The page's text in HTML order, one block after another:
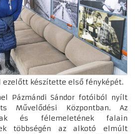
ezelőtt készítette első fényképét.
Pázmándi Sándor fotóiból nyílt
Művelődési Központban. Az
és félemeletének falain
többségén az alkotó elmúlt